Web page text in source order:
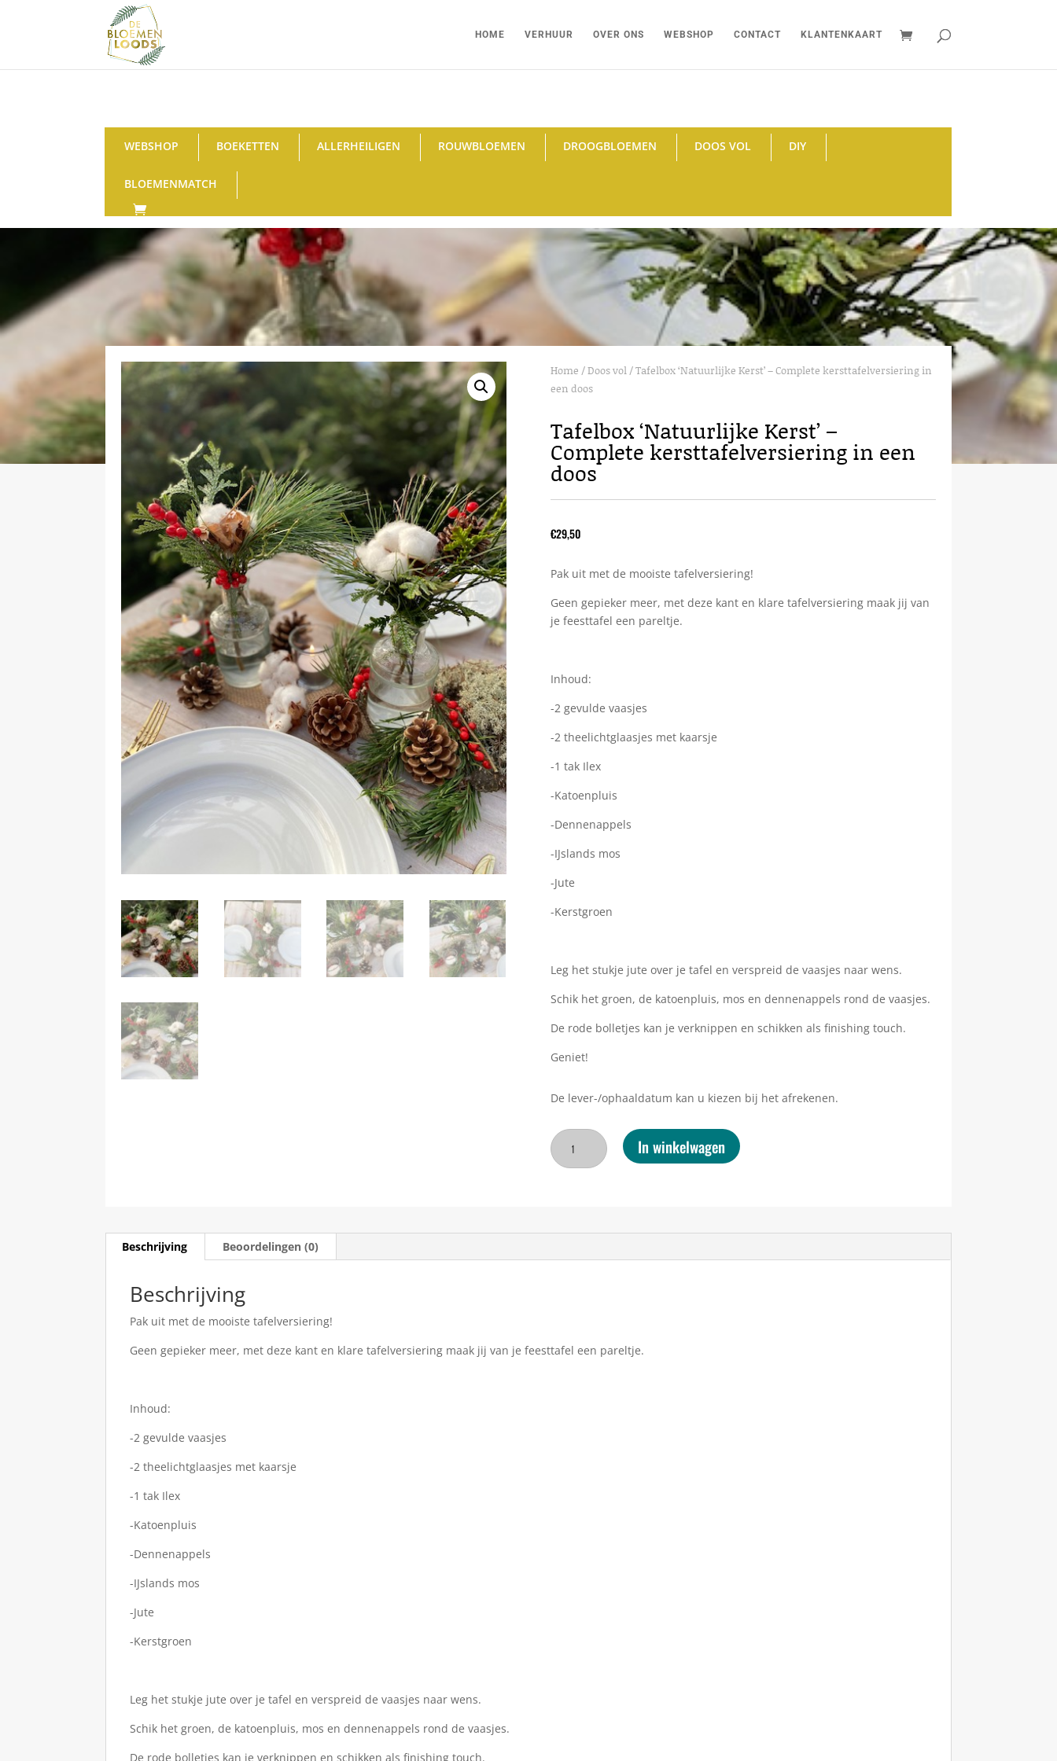
HOME VERHUUR OVER ONS WEBSHOP CONTACT KLANTENKAART
WEBSHOP BOEKETTEN ALLERHEILIGEN ROUWBLOEMEN DROOGBLOEMEN DOOS VOL DIY
BLOEMENMATCH
Home /Doos vol / Tafelbox ‘Natuurlijke Kerst’ – Complete kersttafelversiering in
een doos
Tafelbox ‘Natuurlijke Kerst’ –
Complete kersttafelversiering in een
doos
€29,50
Pak uit met de mooiste tafelversiering!
Geen gepieker meer, met deze kant en klare tafelversiering maak jij van
je feesttafel een pareltje.
Inhoud:
-2 gevulde vaasjes
-2 theelichtglaasjes met kaarsje
-1 tak Ilex
-Katoenpluis
-Dennenappels
-IJslands mos
-Jute
-Kerstgroen
Leg het stukje jute over je tafel en verspreid de vaasjes naar wens.
Schik het groen, de katoenpluis, mos en dennenappels rond de vaasjes.
De rode bolletjes kan je verknippen en schikken als finishing touch.
Geniet!
De lever-/ophaaldatum kan u kiezen bij het afrekenen.
Tafelbox
‘Natuurlijke
een
In winkelwagen
Beschrijving Beoordelingen (0)
Beschrijving
Pak uit met de mooiste tafelversiering!
Geen gepieker meer, met deze kant en klare tafelversiering maak jij van je feesttafel een pareltje.
Inhoud:
-2 gevulde vaasjes
-2 theelichtglaasjes met kaarsje
-1 tak Ilex
-Katoenpluis
-Dennenappels
-IJslands mos
-Jute
-Kerstgroen
Leg het stukje jute over je tafel en verspreid de vaasjes naar wens.
Schik het groen, de katoenpluis, mos en dennenappels rond de vaasjes.
De rode bolletjes kan je verknippen en schikken als finishing touch.